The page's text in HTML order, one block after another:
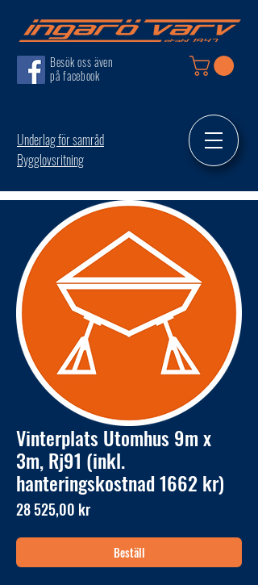
Besök oss även
på facebook
Underlag för samråd
Bygglovsritning
Vinterplats Utomhus 9m x
3m, Rj91 (inkl.
hanteringskostnad 1662 kr)
28 525,00 krPris
Beställ